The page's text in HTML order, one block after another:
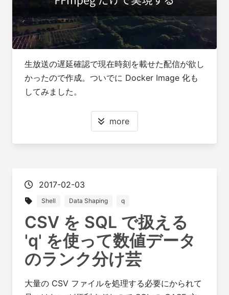
生放送の遅延確認で現在時刻を載せた配信が欲し
かったので作成。ついでに Docker Image 化も
してみました。
more
2017-02-03
Shell Data Shaping q
CSV を SQL で扱える
'q' を使って数値データ
のランク分け芸
大量の CSV ファイルを処理する必要にかられて